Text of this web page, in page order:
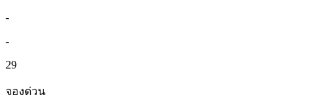
-
-
29
จองด่วน